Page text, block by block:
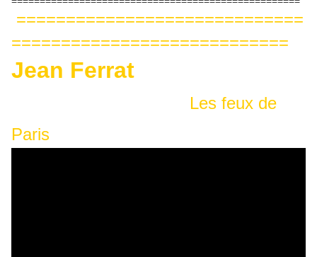
=============================
============================
Jean Ferrat
Les feux de
Paris